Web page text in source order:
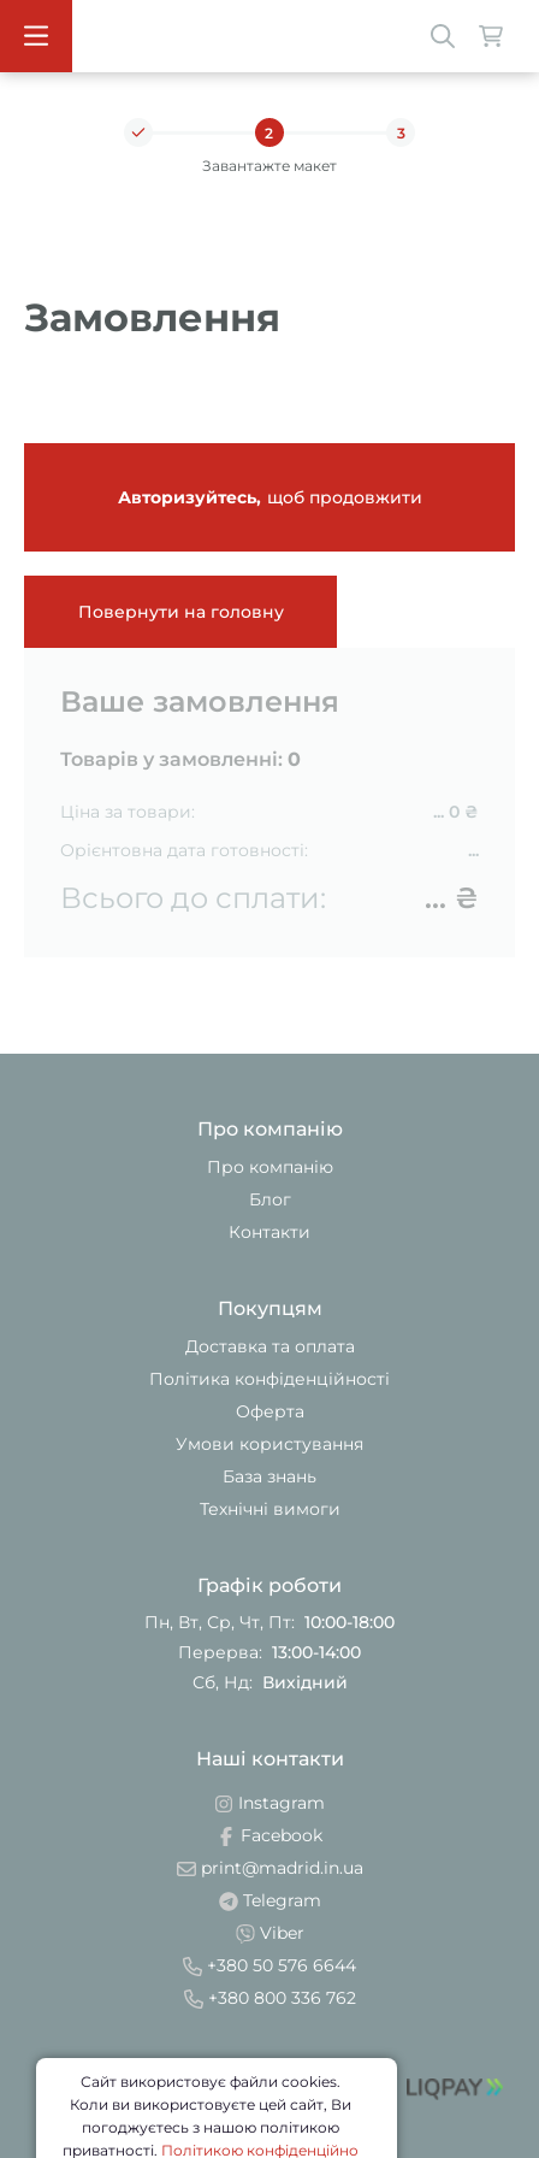
2
Завантажте макет
3
Замовлення
Авторизуйтесь, щоб продовжити
Повернути на головну
Ваше замовлення
Товарів у замовленні: 0
Ціна за товари:
... 0 ₴
Орієнтовна дата готовності:
...
Всього до сплати: ... ₴
Про компанію
Про компанію
Блог
Контакти
Покупцям
Доставка та оплата
Політика конфіденційності
Оферта
Умови користування
База знань
Технічні вимоги
Графік роботи
Пн, Вт, Ср, Чт, Пт: 10:00-18:00
Перерва: 13:00-14:00
Сб, Нд: Вихідний
Наші контакти
Instagram
Facebook
print@madrid.in.ua
Telegram
Viber
+380 50 576 6644
+380 800 336 762
Сайт використовує файли cookies.
Коли ви використовуєте цей сайт, Ви
погоджуєтесь з нашою політикою
приватності. Політикою конфіденційно